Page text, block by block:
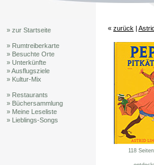
» zur Startseite
» Rumtreiberkarte
» Besuchte Orte
» Unterkünfte
» Ausflugsziele
» Kultur-Mix
» Restaurants
» Büchersammlung
» Meine Leseliste
» Lieblings-Songs
« zurück |
118